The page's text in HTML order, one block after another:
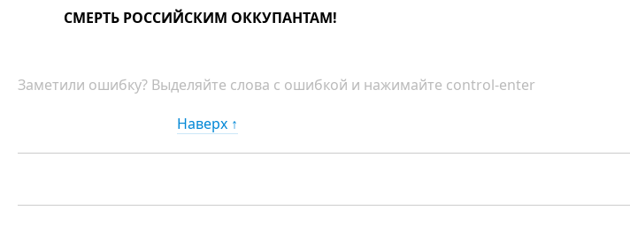
СМЕРТЬ РОССИЙСКИМ ОККУПАНТАМ!
Заметили ошибку? Выделяйте слова с ошибкой и нажимайте control-enter
Наверх ↑